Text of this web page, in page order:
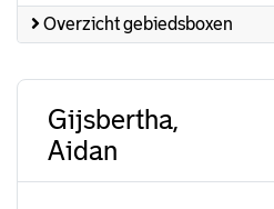
Overzicht gebiedsboxen
Gijsbertha,
Aidan